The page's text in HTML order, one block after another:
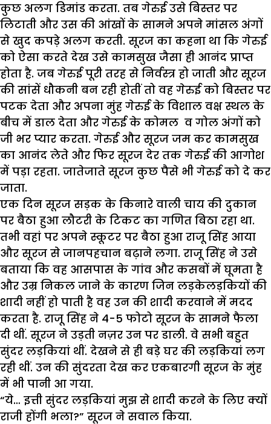
कुछ अलग डिमांड करता. तब गेरुई उसे बिस्तर पर
लिटाती और उस की आंखों के सामने अपने मांसल अंगों
से खुद कपड़े अलग करती. सूरज का कहना था कि गेरुई
को ऐसा करते देख उसे कामसुख जैसा ही आनंद प्राप्त
होता है. जब गेरुई पूरी तरह से निर्वस्त्र हो जाती और सूरज
की सांसें धौकनी बन रही होतीं तो वह गेरुई को बिस्तर पर
पटक देता और अपना मुंह गेरुई के विशाल वक्ष स्थल के
बीच में डाल देता और गेरुई के कोमल व गोल अंगों को
जी भर प्यार करता. गेरुई और सूरज जम कर कामसुख
का आनंद लेते और फिर सूरज देर तक गेरुई की आगोश
में पड़ा रहता. जातेजाते सूरज कुछ पैसे भी गेरुई को दे कर
जाता.
एक दिन सूरज सड़क के किनारे वाली चाय की दुकान
पर बैठा हुआ लौटरी के टिकट का गणित बिठा रहा था.
तभी वहां पर अपने स्कूटर पर बैठा हुआ राजू सिंह आया
और सूरज से जानपहचान बढ़ाने लगा. राजू सिंह ने उसे
बताया कि वह आसपास के गांव और कसबों में घूमता है
और उम्र निकल जाने के कारण जिन लड़केलड़कियों की
शादी नहीं हो पाती है वह उन की शादी करवाने में मदद
करता है. राजू सिंह ने 4-5 फोटो सूरज के सामने फैला
दी थीं. सूरज ने उड़ती नज़र उन पर डाली. वे सभी बहुत
सुंदर लड़कियां थीं. देखने से ही बड़े घर की लड़कियां लग
रही थीं. उन की सुंदरता देख कर एकबारगी सूरज के मुंह
में भी पानी आ गया.
“ये… इत्ती सुंदर लड़कियां मुझ से शादी करने के लिए क्यों
राजी होंगी भला?” सूरज ने सवाल किया.